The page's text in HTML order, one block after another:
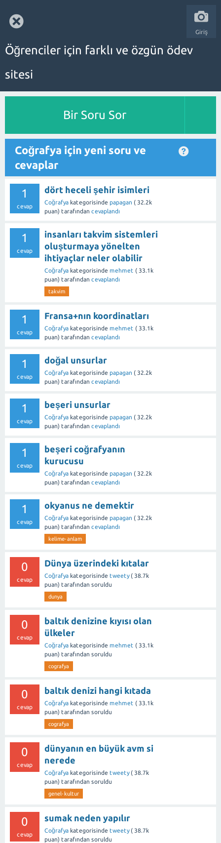
Giriş
Öğrenciler için farklı ve özgün ödev
sitesi
Bir Soru Sor
Coğrafya için yeni soru ve
cevaplar
1
cevap
dört heceli şehir isimleri
Coğrafya kategorisinde papagan ( 32.2k
puan) tarafından cevaplandı
1
cevap
insanları takvim sistemleri
oluşturmaya yönelten
ihtiyaçlar neler olabilir
Coğrafya kategorisinde mehmet ( 33.1k
puan) tarafından cevaplandı
takvim
1
cevap
Fransa+nın koordinatları
Coğrafya kategorisinde mehmet ( 33.1k
puan) tarafından cevaplandı
1
cevap
doğal unsurlar
Coğrafya kategorisinde papagan ( 32.2k
puan) tarafından cevaplandı
1
cevap
beşeri unsurlar
Coğrafya kategorisinde papagan ( 32.2k
puan) tarafından cevaplandı
1
cevap
beşeri coğrafyanın
kurucusu
Coğrafya kategorisinde papagan ( 32.2k
puan) tarafından cevaplandı
1
cevap
okyanus ne demektir
Coğrafya kategorisinde papagan ( 32.2k
puan) tarafından cevaplandı
kelime-anlam
0
cevap
Dünya üzerindeki kıtalar
Coğrafya kategorisinde tweety ( 38.7k
puan) tarafından soruldu
dunya
0
cevap
baltık denizine kıyısı olan
ülkeler
Coğrafya kategorisinde mehmet ( 33.1k
puan) tarafından soruldu
cografya
0
cevap
baltık denizi hangi kıtada
Coğrafya kategorisinde mehmet ( 33.1k
puan) tarafından soruldu
cografya
0
cevap
dünyanın en büyük avm si
nerede
Coğrafya kategorisinde tweety ( 38.7k
puan) tarafından soruldu
genel-kultur
0
cevap
sumak neden yapılır
Coğrafya kategorisinde tweety ( 38.7k
puan) tarafından soruldu